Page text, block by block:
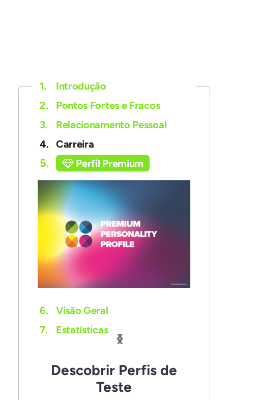
1.
Introdução
2.
Pontos Fortes e Fracos
3.
Relacionamento Pessoal
4.
Carreira
5. Perfil Premium
‹
›
6.
Visão Geral
7.
Estatísticas
Descobrir Perfis de
Teste